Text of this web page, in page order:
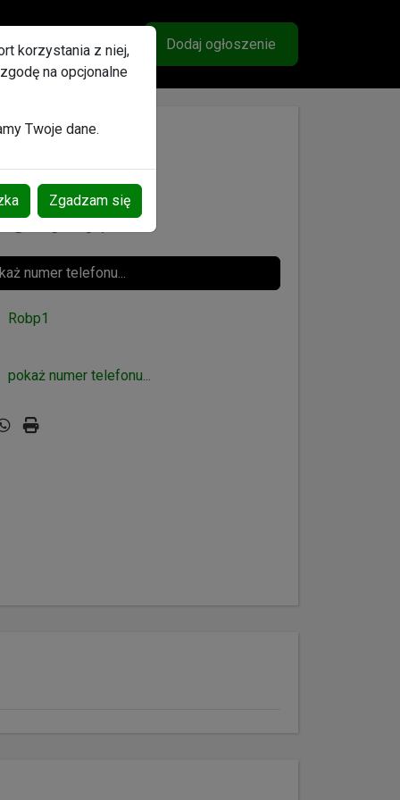
OgłoszeniaWiadomości
Konto Dodaj ogłoszenie
numer telefonu...
Robp1
pokaż numer telefonu...
korzystania z niej,
na opcjonalne
Twoje dane.
Zgadzam się